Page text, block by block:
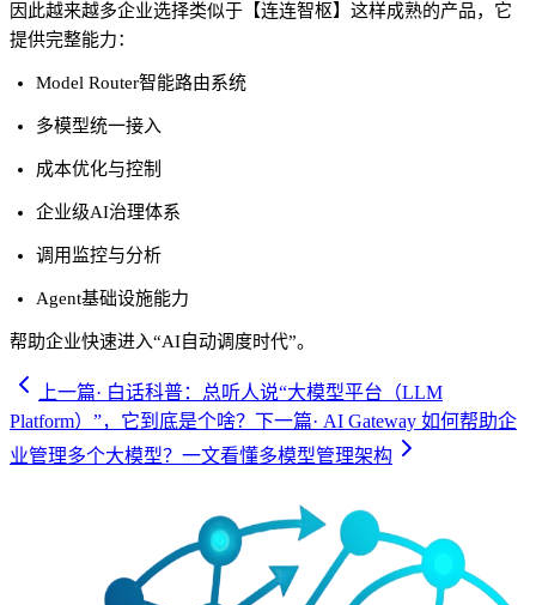
因此越来越多企业选择类似于【连连智枢】这样成熟的产品，它
提供完整能力：
Model Router智能路由系统
多模型统一接入
成本优化与控制
企业级AI治理体系
调用监控与分析
Agent基础设施能力
帮助企业快速进入“AI自动调度时代”。
上一篇· 白话科普：总听人说“大模型平台（LLM
Platform）”，它到底是个啥？ 下一篇· AI Gateway 如何帮助企
业管理多个大模型？一文看懂多模型管理架构